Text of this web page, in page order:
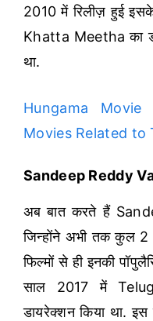
2010 में रिलीज़ हुई
Khatta Meetha का
था.
Hungama
Movies Related to
Sandeep Reddy
अब बात करते हैं
जिन्होंने अभी तक कुल 2
फिल्मों से ही इनकी
साल 2017 में
डायरेक्शन किया था.